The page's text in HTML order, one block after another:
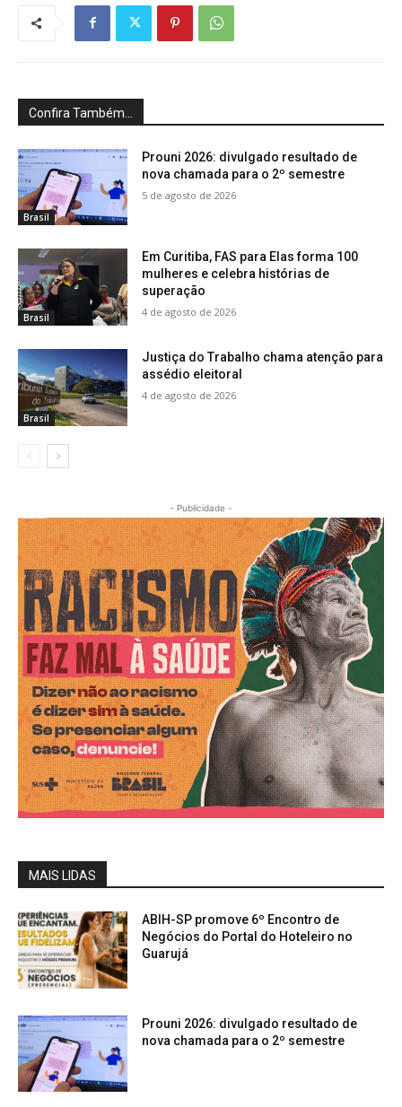
Confira Também...
Brasil
Prouni 2026: divulgado resultado de
nova chamada para o 2º semestre
5 de agosto de 2026
Brasil
Em Curitiba, FAS para Elas forma 100
mulheres e celebra histórias de
superação
4 de agosto de 2026
Brasil
Justiça do Trabalho chama atenção para
assédio eleitoral
4 de agosto de 2026
- Publicidade -
MAIS LIDAS
ABIH-SP promove 6º Encontro de
Negócios do Portal do Hoteleiro no
Guarujá
Prouni 2026: divulgado resultado de
nova chamada para o 2º semestre